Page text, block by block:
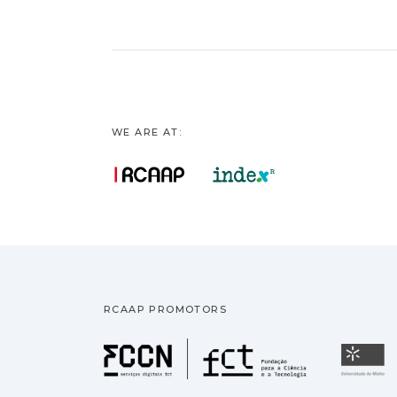
WE ARE AT:
RCAAP PROMOTORS
Fundação